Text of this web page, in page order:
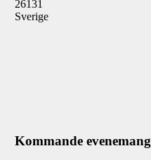
26131
Sverige
Kommande evenemang